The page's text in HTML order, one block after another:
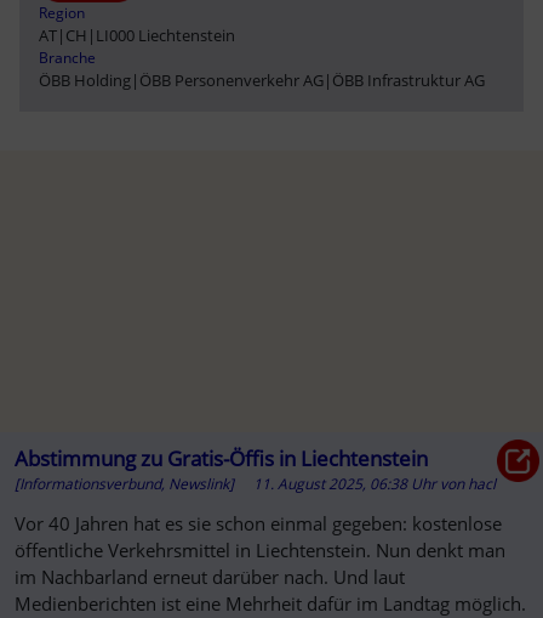
Region
AT| CH | LI000 Liechtenstein
Branche
ÖBB Holding| ÖBB Personenverkehr AG| ÖBB Infrastruktur AG
Abstimmung zu Gratis-Öffis in Liechtenstein
[Informationsverbund, Newslink] 11. August 2025, 06:38 Uhr vonhacl
Vor 40 Jahren hat es sie schon einmal gegeben: kostenlose
öffentliche Verkehrsmittel in Liechtenstein. Nun denkt man
im Nachbarland erneut darüber nach. Und laut
Medienberichten ist eine Mehrheit dafür im Landtag möglich.